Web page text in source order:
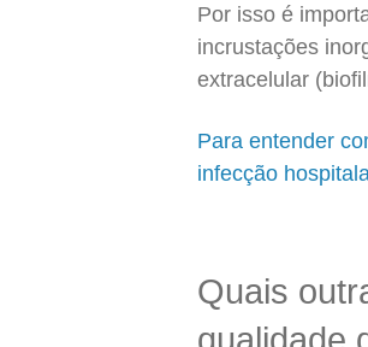
Por isso é
incrustações
extracelular
Para entender
infecção
Quais